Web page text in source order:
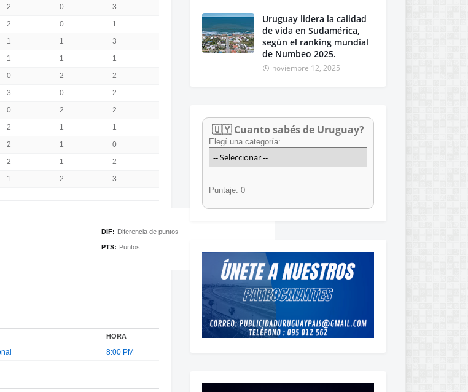
2 0 3
2 0 1 +1
5
1 1 3 0
4
1 1 1
4
0 2 2
3 0 2
0 2 2
2 1 1 -1
2
2 1 0 -1
2
2 1 2 -2
1 2 3
DIF: Diferencia de puntos
PTS: Puntos
HORA LOCATION
8:00 PM
Uruguay lidera la calidad
de vida en Sudamérica,
según el ranking mundial
de Numbeo 2025.
noviembre 12, 2025
🇺🇾 Cuanto sabés de Uruguay?
Elegí una categoría:
Puntaje: 0